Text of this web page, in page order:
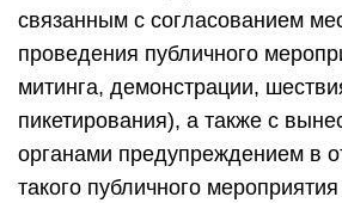
связанным с согласованием
проведения публичного
митинга, демонстрации,
пикетирования), а также с
органами предупреждением в
такого публичного